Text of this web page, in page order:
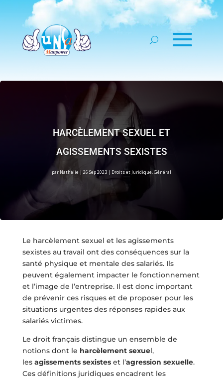
HARCÈLEMENT SEXUEL ET
AGISSEMENTS SEXISTES
par Nathalie | 26 Sep 2023 | Droits et Juridique,Général
Le harcèlement sexuel et les agissements
sexistes au travail ont des conséquences sur la
santé physique et mentale des salariés. Ils
peuvent également impacter le fonctionnement
et l’image de l’entreprise. Il est donc important
de prévenir ces risques et de proposer pour les
situations urgentes des réponses rapides aux
salariés victimes.
Le droit français distingue un ensemble de
notions dont le harcèlement sexuel,
les agissements sexisteset l’agression sexuelle.
Ces définitions juridiques encadrent les